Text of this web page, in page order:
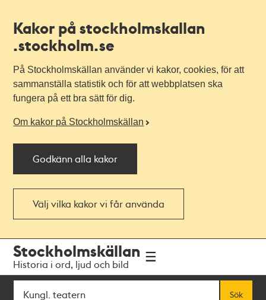
Kakor på stockholmskallan
.stockholm.se
På Stockholmskällan använder vi kakor, cookies, för att
sammanställa statistik och för att webbplatsen ska
fungera på ett bra sätt för dig.
Om kakor på Stockholmskällan
Godkänn alla kakor
Välj vilka kakor vi får använda
navigationen
huvudinnehållet
Stockholmskällan
Historia i ord, ljud och bild
Sök
Sök